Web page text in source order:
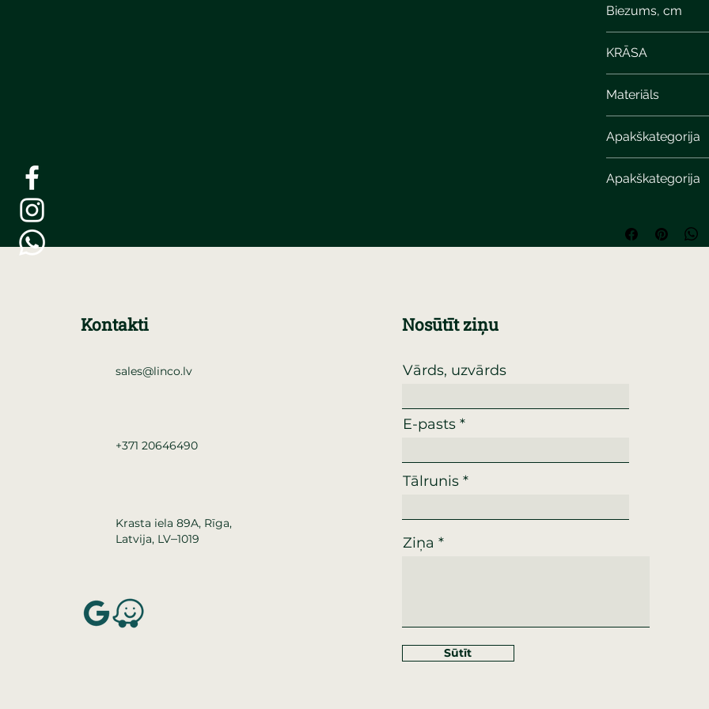
Biezums, cm
KRĀSA
Materiāls
Apakškategorija
Apakškategorija
Kontakti
sales@linco.lv
+371 20646490
Krasta iela 89A, Rīga,
Latvija, LV–1019
Nosūtīt ziņu
Vārds, uzvārds
E-pasts
Tālrunis
Ziņa
Sūtīt